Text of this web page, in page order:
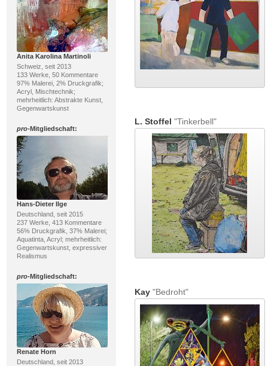
Anita Karolina Martinoli
Schweiz, seit 2013
133 Werke, 50 Kommentare
97% Malerei, 2% Druckgrafik;
Acryl, Mischtechnik;
mehrheitlich: Abstrakte Kunst,
Gegenwartskunst
pro-Mitgliedschaft:
Hans-Dieter Ilge
Deutschland, seit 2015
237 Werke, 413 Kommentare
56% Druckgrafik, 37% Malerei;
Aquatinta, Acryl; mehrheitlich:
Gegenwartskunst, expressiver
Realismus
pro-Mitgliedschaft:
Renate Horn
Deutschland, seit 2013
L. Stoffel "Tinkerbell"
Kay"Bedroht"